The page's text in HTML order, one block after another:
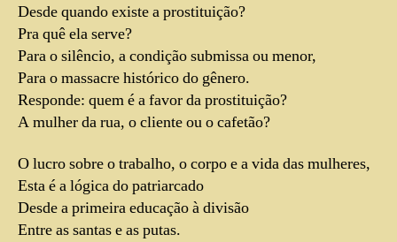
Desde quando existe a prostituição?
Pra quê ela serve?
Para o silêncio, a condição submissa ou menor,
Para o massacre histórico do gênero.
Responde: quem é a favor da prostituição?
A mulher da rua, o cliente ou o cafetão?
O lucro sobre o trabalho, o corpo e a vida das mulheres,
Esta é a lógica do patriarcado
Desde a primeira educação à divisão
Entre as santas e as putas.